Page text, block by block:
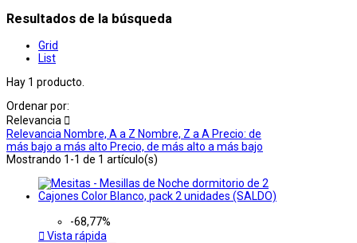
Resultados de la búsqueda
Grid
List
Hay 1 producto.
Ordenar por:
Relevancia 
Relevancia Nombre, A a Z Nombre, Z a A Precio: de
más bajo a más alto Precio, de más alto a más bajo
Mostrando 1-1 de 1 artículo(s)
-68,77%
 Vista rápida